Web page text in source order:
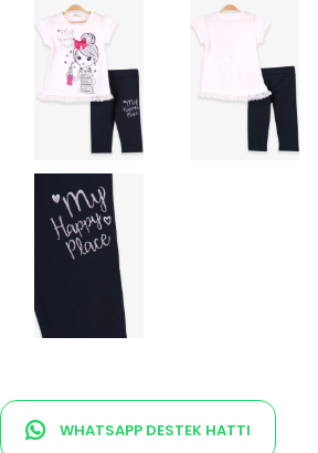
WHATSAPP DESTEK HATTI